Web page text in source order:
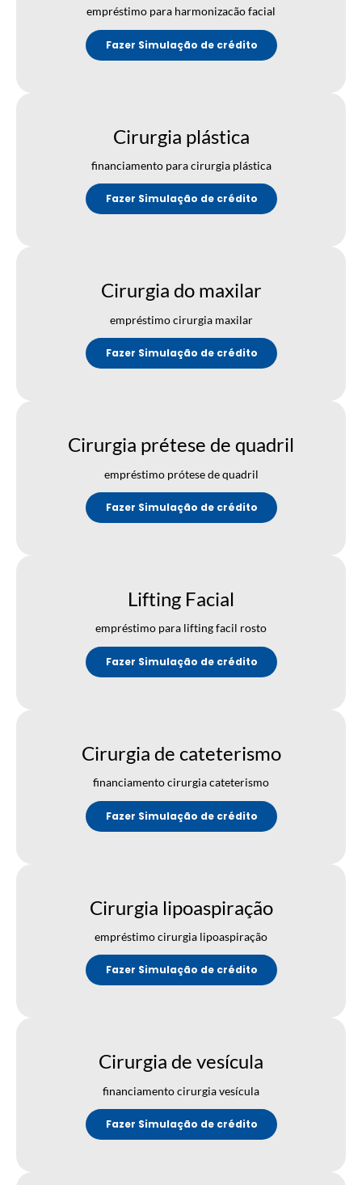
empréstimo para harmonizacão facial
Fazer Simulação de crédito
Cirurgia plástica
financiamento para cirurgia plástica
Fazer Simulação de crédito
Cirurgia do maxilar
empréstimo cirurgia maxilar
Fazer Simulação de crédito
Cirurgia prétese de quadril
empréstimo prótese de quadril
Fazer Simulação de crédito
Lifting Facial
empréstimo para lifting facil rosto
Fazer Simulação de crédito
Cirurgia de cateterismo
financiamento cirurgia cateterismo
Fazer Simulação de crédito
Cirurgia lipoaspiração
empréstimo cirurgia lipoaspiração
Fazer Simulação de crédito
Cirurgia de vesícula
financiamento cirurgia vesícula
Fazer Simulação de crédito